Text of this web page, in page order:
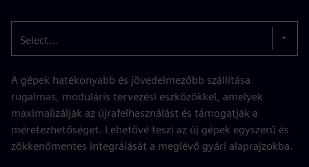
Select...
A gépek hatékonyabb és jövedelmezőbb szállítása
rugalmas, moduláris tervezési eszközökkel, amelyek
maximalizálják az újrafelhasználást és támogatják a
méretezhetőséget. Lehetővé teszi az új gépek egyszerű és
zökkenőmentes integrálását a meglévő gyári alaprajzokba.